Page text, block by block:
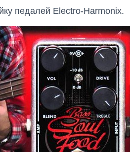
педалей Electro-Harmonix.